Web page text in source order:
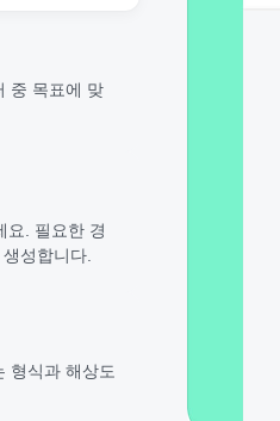
중 목표에 맞
요. 필요한 경
성합니다.
형식과 해상도